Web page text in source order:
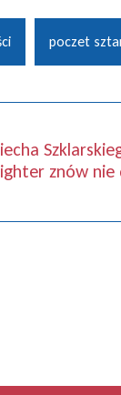
poczet
znów nie